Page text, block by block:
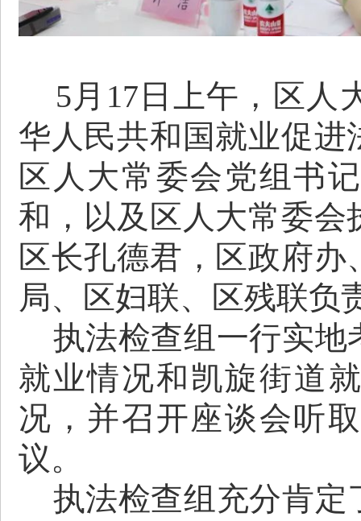
5月17日上午，区人
华人民共和国就业促进
区人大常委会党组书
和，以及区人大常委会
区长孔德君，区政府
局、区妇联、区残联负
执法检查组一行实地
就业情况和凯旋街道
况，并召开座谈会听
议。
执法检查组充分肯定